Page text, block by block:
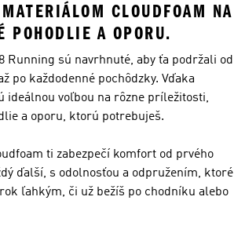
CLOUDFOAM NA
POHODLIE A OPORU.
8 Running sú navrhnuté, aby ťa podržali od
po každodenné pochôdzky. Vďaka
ideálnou voľbou na rôzne príležitosti,
a oporu, ktorú potrebuješ.
ti zabezpečí komfort od prvého
ďalší, s odolnosťou a odpružením, ktoré
ľahkým, či už bežíš po chodníku alebo